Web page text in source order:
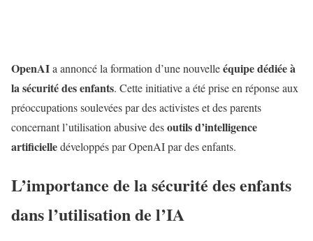
OpenAIa annoncé la formation d’une nouvelleéquipe dédiée à
la sécurité des enfants. Cette initiative a été prise en réponse aux
préoccupations soulevées par des activistes et des parents
concernant l’utilisation abusive desoutils d’intelligence
artificielledéveloppés par OpenAI par des enfants.
L’importance de la sécurité des enfants
dans l’utilisation de l’IA